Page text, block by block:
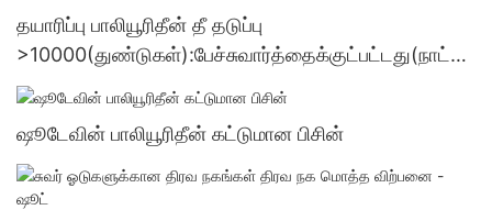
தயாரிப்பு பாலியூரிதீன் தீ தடுப்பு
>10000(துண்டுகள்):பேச்சுவார்த்தைக்குட்பட்டது(நாட்க
ள்) >=30000 துண்டுகள்US.7 சப்ளையர்கள்
ஷூடேவின் பாலியூரிதீன் கட்டுமான பிசின்